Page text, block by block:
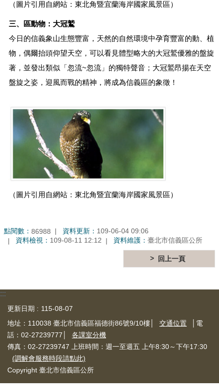
放
訊
專
無
礙
區
網
相
資
護
專
區
欄
網
站
導
覽
回
（圖片引用自網站：東北角暨宜蘭海岸國家風景區）
三、區動物：大冠鷲
今日的信義象山生態豐富，天然的自然環境中孕育豐富的動、植
物，偶爾抬頭仰望天空，可以看見體型略大的大冠鷲優雅的盤旋
著，並發出類似「忽流~忽流」的獨特聲音；大冠鷲昂揚在天空
盤旋之姿，迎風而戰的精神，將成為信義區的象徵！
（圖片引用自網站：東北角暨宜蘭海岸國家風景區）
點閱數： 86988 資料更新： 109-06-04 09:06
資料檢視： 109-08-11 12:12 資料維護： 臺北市信義區公所
回上一頁
:::
更新日期
115-08-07
地址：110038 臺北市信義區福德街86號9/10樓│
交通位置
│電
話：02-27239777│
各課室分機
傳真：02-27239747 上班時間：週一至週五 上午8:30～下午17:30
(調解會服務時段請點此)
Copyright 臺北市信義區公所